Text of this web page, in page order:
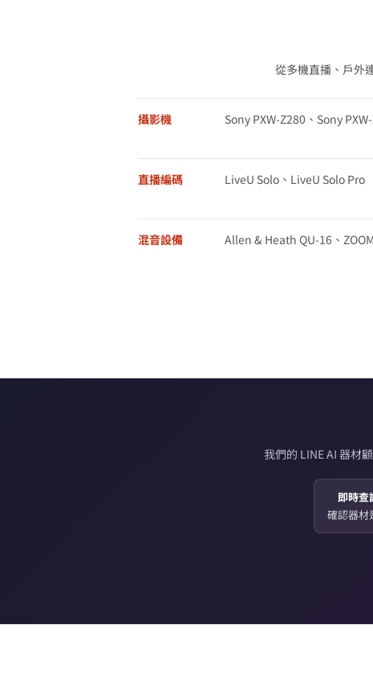
從多機直播、戶外
攝影機 Sony PXW-Z280、Sony
直播編碼 LiveU Solo、LiveU Solo Pro
混音設備 Allen & Heath QU-16、
我們的 LINE AI 器材
即時查
確認器材